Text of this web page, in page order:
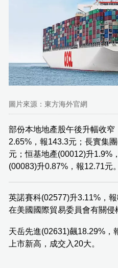
圖片來源：東方海外官網
部份本地地產股午後升幅收
2.65%，報143.3元；長實集
元；恒基地產(00012)升1.9%
(00083)升0.87%，報12.71元。
英諾賽科(02577)升3.11%，
在美國國際貿易委員會有關侵
天岳先進(02631)飆18.29%，
上市新高，成交入20大。